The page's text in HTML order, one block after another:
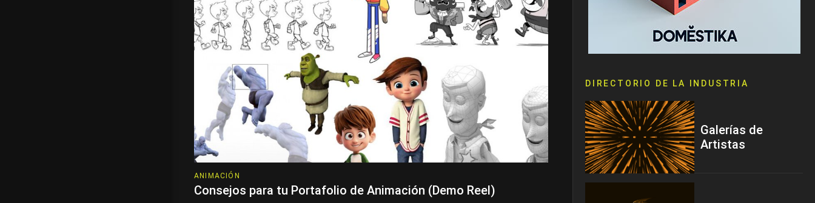
ANIMACIÓN
Consejos para tu Portafolio de Animación (Demo Reel)
DIRECTORIO DE LA INDUSTRIA
Galerías de
Artistas